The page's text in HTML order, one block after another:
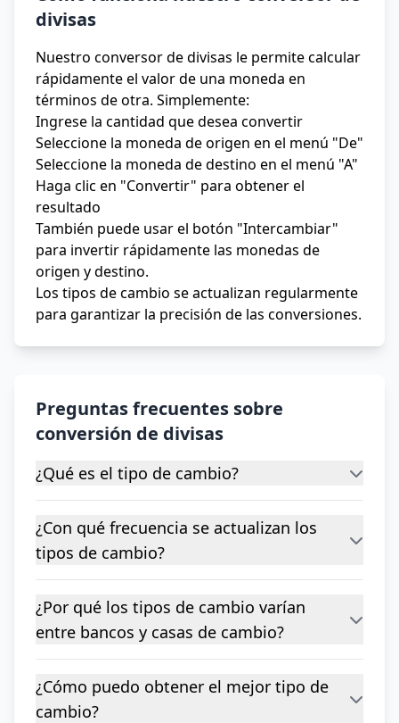
divisas
Nuestro conversor de divisas le permite calcular
rápidamente el valor de una moneda en
términos de otra. Simplemente:
Ingrese la cantidad que desea convertir
Seleccione la moneda de origen en el menú "De"
Seleccione la moneda de destino en el menú "A"
Haga clic en "Convertir" para obtener el
resultado
También puede usar el botón "Intercambiar"
para invertir rápidamente las monedas de
origen y destino.
Los tipos de cambio se actualizan regularmente
para garantizar la precisión de las conversiones.
Preguntas frecuentes sobre
conversión de divisas
¿Qué es el tipo de cambio?
¿Con qué frecuencia se actualizan los
tipos de cambio?
¿Por qué los tipos de cambio varían
entre bancos y casas de cambio?
¿Cómo puedo obtener el mejor tipo de
cambio?